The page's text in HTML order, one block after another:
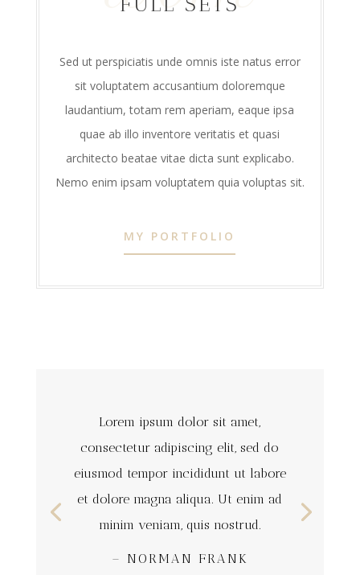
Sed ut perspiciatis unde omnis iste natus error
sit voluptatem accusantium doloremque
laudantium, totam rem aperiam, eaque ipsa
quae ab illo inventore veritatis et quasi
architecto beatae vitae dicta sunt explicabo.
Nemo enim ipsam voluptatem quia voluptas sit.
MY PORTFOLIO
Lorem ipsum dolor sit amet,
consectetur adipiscing elit, sed do
eiusmod tempor incididunt ut labore
et dolore magna aliqua. Ut enim ad
minim veniam, quis nostrud.
– NORMAN FRANK